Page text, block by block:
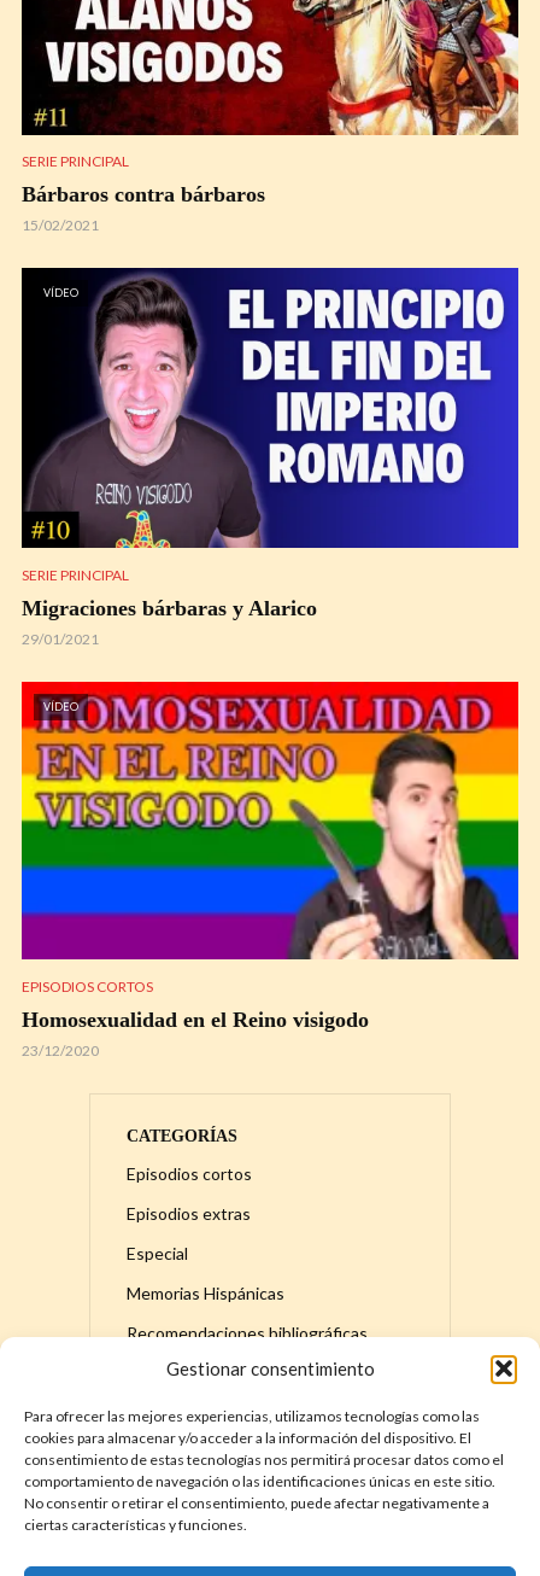
Gestionar consentimiento
Para ofrecer las mejores experiencias, utilizamos tecnologías como las
cookies para almacenar y/o acceder a la información del dispositivo. El
consentimiento de estas tecnologías nos permitirá procesar datos como el
comportamiento de navegación o las identificaciones únicas en este sitio.
No consentir o retirar el consentimiento, puede afectar negativamente a
ciertas características y funciones.
SERIE PRINCIPAL
Bárbaros contra bárbaros
15/02/2021
VÍDEO
SERIE PRINCIPAL
Migraciones bárbaras y Alarico
29/01/2021
VÍDEO
EPISODIOS CORTOS
Homosexualidad en el Reino visigodo
23/12/2020
CATEGORÍAS
Episodios cortos
Episodios extras
Especial
Memorias Hispánicas
Recomendaciones bibliográficas
Serie principal
DÓNDE ENCONTRAR LA HISTORIA DE